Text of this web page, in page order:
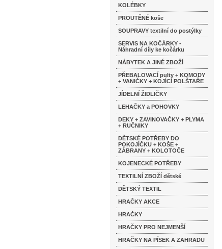
KOLÉBKY
PROUTĚNÉ koše
SOUPRAVY textilní do postýlky
SERVIS NA KOČÁRKY -
Náhradní díly ke kočárku
NÁBYTEK A JINÉ ZBOŽÍ
PŘEBALOVACÍ pulty + KOMODY
+ VANIČKY + KOJÍCÍ POLŠTAŘE
JÍDELNÍ ŽIDLIČKY
LEHAČKY a POHOVKY
DEKY + ZAVINOVAČKY + PLYMA
+ RUČNIKY
DĚTSKÉ POTŘEBY DO
POKOJÍČKU + KOŠE +
ZÁBRANY + KOLOTOČE
KOJENECKÉ POTŘEBY
TEXTILNÍ ZBOŽÍ dětské
DĚTSKÝ TEXTIL
HRAČKY AKCE
HRAČKY
HRAČKY PRO NEJMENŠÍ
HRAČKY NA PÍSEK A ZAHRADU